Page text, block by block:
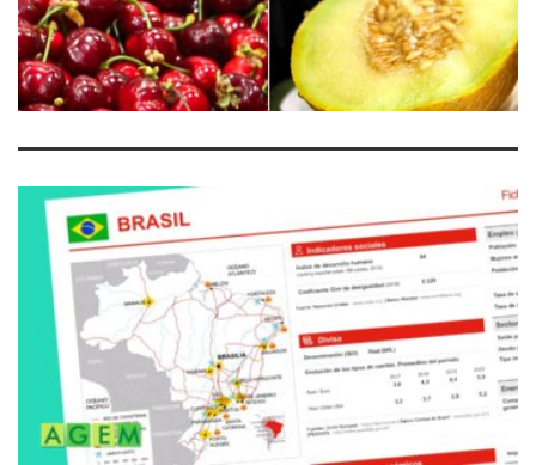
LAS EMPRESAS
MAYORISTAS DE FRUTAS Y
HORTALIZAS
LEER MÁS